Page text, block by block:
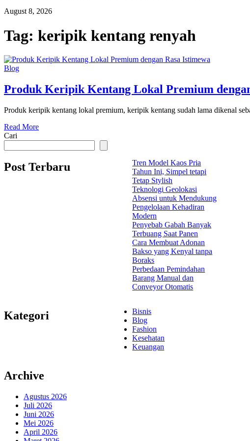
August 8, 2026
Tag: keripik kentang renyah
Blog
Produk Keripik Kentang Lokal Premium
Produk keripik kentang lokal premium, keripik kentang sudah lama dikenal
Read More
Cari
Post Terbaru
Tren Model Kaos Pria
Tahun Ini, Simpel tetapi
Tetap Stylish
Teknologi Geolokasi
Absensi untuk Mendukung
Pengelolaan Kehadiran
Modern
Penyebab Gabah Banyak
Terbuang Saat Panen
Cara Membuat Adonan
Bakso yang Kenyal tanpa
Boraks
Perbedaan Pemindahan
Barang Manual dan
Conveyor Otomatis
Kategori
Bisnis
Blog
Fashion
Kesehatan
Keuangan
Archive
Agustus 2026
Juli 2026
Juni 2026
Mei 2026
April 2026